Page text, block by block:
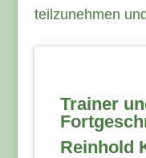
teilzunehmen
Trainer
Reinhold